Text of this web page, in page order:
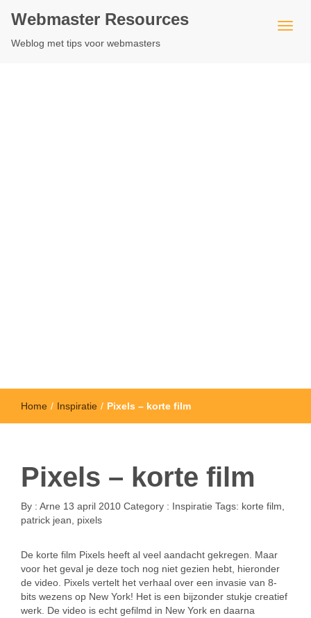
Webmaster Resources
Weblog met tips voor webmasters
Home / Inspiratie / Pixels – korte film
Pixels – korte film
By : Arne 13 april 2010 Category : Inspiratie Tags: korte film
patrick jean
pixels
De korte film Pixels heeft al veel aandacht gekregen. Maar
voor het geval je deze toch nog niet gezien hebt, hieronder
de video. Pixels vertelt het verhaal over een invasie van 8-
bits wezens op New York! Het is een bijzonder stukje creatief
werk. De video is echt gefilmd in New York en daarna